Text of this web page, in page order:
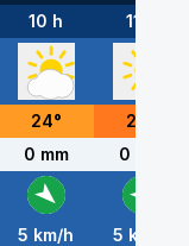
10 h 11 h
24° 26
0 mm 0 mm
5 km/h 5 km/h